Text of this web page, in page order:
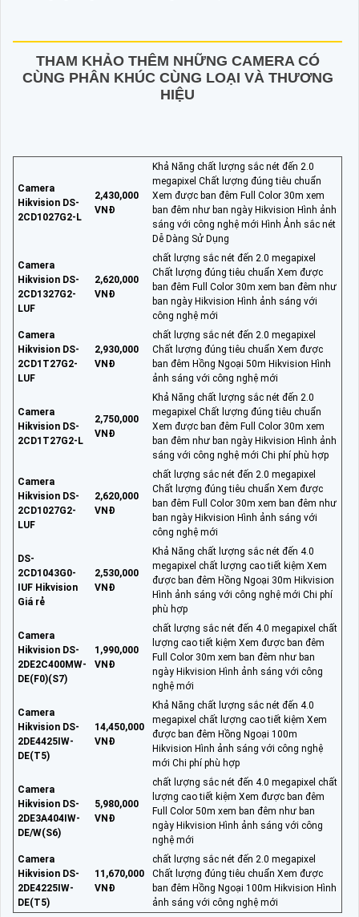
THAM KHẢO THÊM NHỮNG CAMERA CÓ
CÙNG PHÂN KHÚC CÙNG LOẠI VÀ THƯƠNG
HIỆU
Camera
Hikvision DS-
2CD1027G2-L
2,430,000
VNĐ
Khả Năng chất lượng sắc nét đến 2.0
megapixel Chất lượng đúng tiêu chuẩn
Xem được ban đêm Full Color 30m xem
ban đêm như ban ngày Hikvision Hình ảnh
sáng với công nghệ mới Hình Ảnh sắc nét
Dễ Dàng Sử Dụng
Camera
Hikvision DS-
2CD1327G2-
LUF
2,620,000
VNĐ
chất lượng sắc nét đến 2.0 megapixel
Chất lượng đúng tiêu chuẩn Xem được
ban đêm Full Color 30m xem ban đêm như
ban ngày Hikvision Hình ảnh sáng với
công nghệ mới
Camera
Hikvision DS-
2CD1T27G2-
LUF
2,930,000
VNĐ
chất lượng sắc nét đến 2.0 megapixel
Chất lượng đúng tiêu chuẩn Xem được
ban đêm Hồng Ngoại 50m Hikvision Hình
ảnh sáng với công nghệ mới
Camera
Hikvision DS-
2CD1T27G2-L
2,750,000
VNĐ
Khả Năng chất lượng sắc nét đến 2.0
megapixel Chất lượng đúng tiêu chuẩn
Xem được ban đêm Full Color 30m xem
ban đêm như ban ngày Hikvision Hình ảnh
sáng với công nghệ mới Chi phí phù hợp
Camera
Hikvision DS-
2CD1027G2-
LUF
2,620,000
VNĐ
chất lượng sắc nét đến 2.0 megapixel
Chất lượng đúng tiêu chuẩn Xem được
ban đêm Full Color 30m xem ban đêm như
ban ngày Hikvision Hình ảnh sáng với
công nghệ mới
DS-
2CD1043G0-
IUF Hikvision
Giá rẻ
2,530,000
VNĐ
Khả Năng chất lượng sắc nét đến 4.0
megapixel chất lượng cao tiết kiệm Xem
được ban đêm Hồng Ngoại 30m Hikvision
Hình ảnh sáng với công nghệ mới Chi phí
phù hợp
Camera
Hikvision DS-
2DE2C400MW-
DE(F0)(S7)
1,990,000
VNĐ
chất lượng sắc nét đến 4.0 megapixel chất
lượng cao tiết kiệm Xem được ban đêm
Full Color 30m xem ban đêm như ban
ngày Hikvision Hình ảnh sáng với công
nghệ mới
Camera
Hikvision DS-
2DE4425IW-
DE(T5)
14,450,000
VNĐ
Khả Năng chất lượng sắc nét đến 4.0
megapixel chất lượng cao tiết kiệm Xem
được ban đêm Hồng Ngoại 100m
Hikvision Hình ảnh sáng với công nghệ
mới Chi phí phù hợp
Camera
Hikvision DS-
2DE3A404IW-
DE/W(S6)
5,980,000
VNĐ
chất lượng sắc nét đến 4.0 megapixel chất
lượng cao tiết kiệm Xem được ban đêm
Full Color 50m xem ban đêm như ban
ngày Hikvision Hình ảnh sáng với công
nghệ mới
Camera
Hikvision DS-
2DE4225IW-
DE(T5)
11,670,000
VNĐ
chất lượng sắc nét đến 2.0 megapixel
Chất lượng đúng tiêu chuẩn Xem được
ban đêm Hồng Ngoại 100m Hikvision Hình
ảnh sáng với công nghệ mới